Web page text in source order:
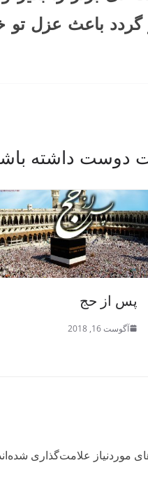
گردد باعث عزل تو
دوست داشته
پس از حج
آگوست 16, 2018
موردنیاز علامت‌گذاری